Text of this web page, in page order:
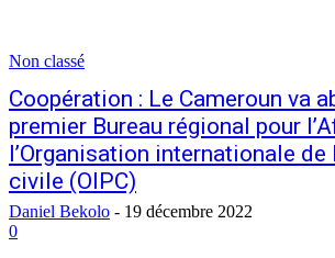
Non classé
Coopération : Le Cameroun va
premier Bureau régional pour
l’Organisation internationale
civile (OIPC)
Daniel Bekolo - 19 décembre 2022
0